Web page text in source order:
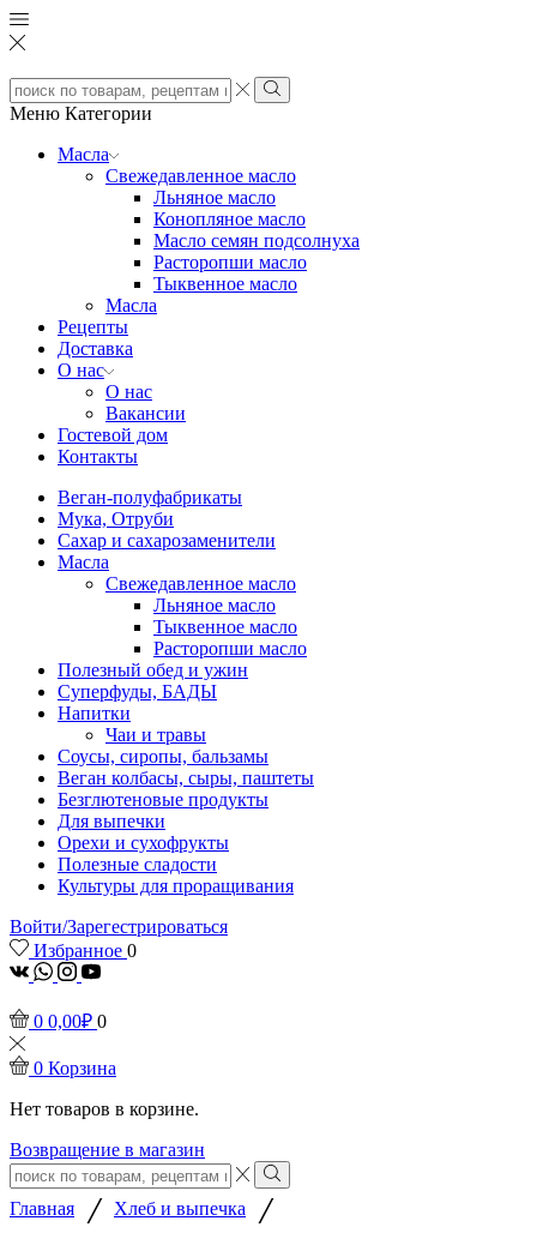
Search
input
Search
Меню Категории
Масла
Свежедавленное масло
Льняное масло
Конопляное масло
Масло семян подсолнуха
Расторопши масло
Тыквенное масло
Масла
Рецепты
Доставка
О нас
О нас
Вакансии
Гостевой дом
Контакты
Веган-полуфабрикаты
Мука, Отруби
Сахар и сахарозаменители
Масла
Свежедавленное масло
Льняное масло
Тыквенное масло
Расторопши масло
Полезный обед и ужин
Суперфуды, БАДЫ
Напитки
Чаи и травы
Соусы, сиропы, бальзамы
Веган колбасы, сыры, паштеты
Безглютеновые продукты
Для выпечки
Орехи и сухофрукты
Полезные сладости
Культуры для проращивания
Войти/Зарегестрироваться
Избранное 0
vk Whatsapp
Instagram
Youtube
0 0,00₽ 0
0 Корзина
Нет товаров в корзине.
Возвращение в магазин
Search
input
Search
Главная / Хлеб и выпечка /